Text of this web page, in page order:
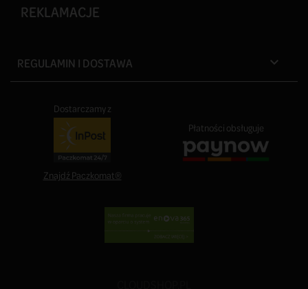
REKLAMACJE
REGULAMIN I DOSTAWA 
Dostarczamy z
Znajdź Paczkomat®
Płatności obsługuje